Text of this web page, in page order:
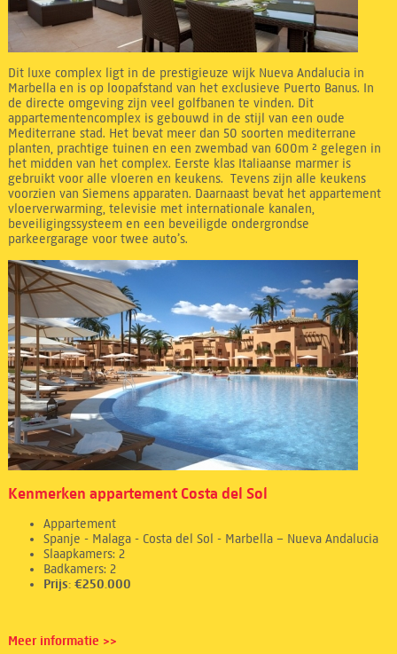
Dit luxe complex ligt in de prestigieuze wijk Nueva Andalucia in
Marbella en is op loopafstand van het exclusieve Puerto Banus. In
de directe omgeving zijn veel golfbanen te vinden. Dit
appartementencomplex is gebouwd in de stijl van een oude
Mediterrane stad. Het bevat meer dan 50 soorten mediterrane
planten, prachtige tuinen en een zwembad van 600m ² gelegen in
het midden van het complex. Eerste klas Italiaanse marmer is
gebruikt voor alle vloeren en keukens. Tevens zijn alle keukens
voorzien van Siemens apparaten. Daarnaast bevat het appartement
vloerverwarming, televisie met internationale kanalen,
beveiligingssysteem en een beveiligde ondergrondse
parkeergarage voor twee auto’s.
Kenmerken appartement Costa del Sol
Appartement
Spanje - Malaga - Costa del Sol - Marbella – Nueva Andalucia
Slaapkamers: 2
Badkamers: 2
Prijs: €250.000
Meer informatie >>